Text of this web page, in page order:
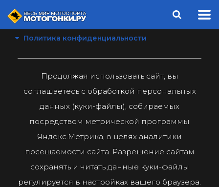
Политика конфиденциальности
Продолжая использовать сайт, вы
соглашаетесь с обработкой персональных
данных (куки-файлы), собираемых
посредством метрической программы
Яндекс.Метрика, в целях аналитики
посещаемости сайта. Разрешение сайтам
сохранять и читать данные куки-файлы
регулируется в настройках вашего браузера.